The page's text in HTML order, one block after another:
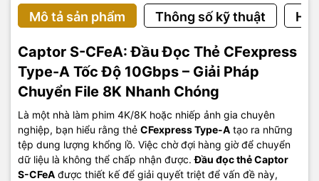
Mô tả sản phẩm Thông số kỹ thuật
Captor S-CFeA: Đầu Đọc Thẻ CFexpress
Type-A Tốc Độ 10Gbps – Giải Pháp
Chuyển File 8K Nhanh Chóng
Là một nhà làm phim 4K/8K hoặc nhiếp ảnh gia chuyên
nghiệp, bạn hiểu rằng thẻ CFexpress Type-A tạo ra những
tệp dung lượng khổng lồ. Việc chờ đợi hàng giờ để chuyển
dữ liệu là không thể chấp nhận được.Đầu đọc thẻ Captor
S-CFeA được thiết kế để giải quyết triệt để vấn đề này,